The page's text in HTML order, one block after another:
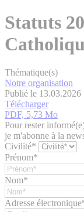
Statuts
Thématique(s)
Notre organisation
Publié le 13.03.2026
Télécharger
PDF, 5,73 Mo
Pour rester
je m'abonne à la
Civilité*
Prénom*
Nom*
Adresse